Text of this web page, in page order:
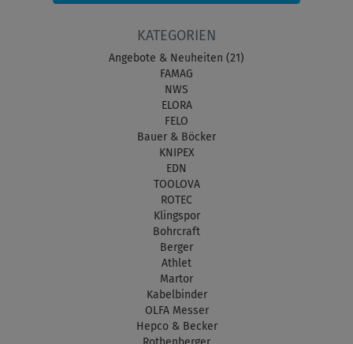
KATEGORIEN
Angebote & Neuheiten (21)
FAMAG
NWS
ELORA
FELO
Bauer & Böcker
KNIPEX
EDN
TOOLOVA
ROTEC
Klingspor
Bohrcraft
Berger
Athlet
Martor
Kabelbinder
OLFA Messer
Hepco & Becker